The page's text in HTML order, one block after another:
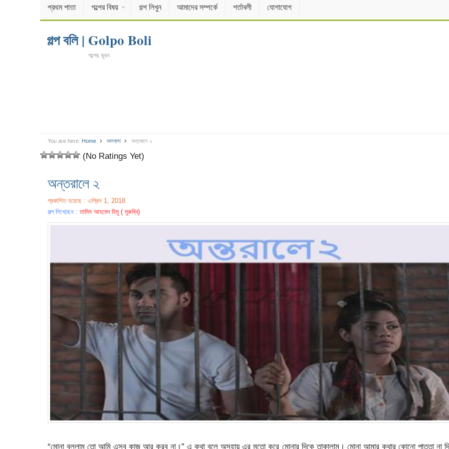
প্রথম পাতা গল্পের বিষয় গল্প লিখুন আমাদের সম্পর্কে শর্তাবলী যোগাযোগ
গল্প বলি | Golpo Boli
গল্পের ভুবন
You are here: Home ভালবাসা অন্তরালে ২
(No Ratings Yet)
অন্তরালে ২
প্রকাশিত হয়েছে : এপ্রিল 1, 2018
গল্প লিখেছেন :তামিম আহমেদ হিমু ( মুরুব্বি)
“মোনা বললাম তো আমি এসব কাজ আর করব না।” এ কথা বলে অসহায় এর মতো করে মোনার দিকে তাকালাম। মোনা আমার কথার কোনো পাত্তা না